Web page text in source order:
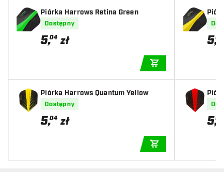
Piórka Harrows Retina Green
Dostępny
5,04 zł
Piórka Harrows Quantum Yellow
Dostępny
5,04 zł
5,04
5,04